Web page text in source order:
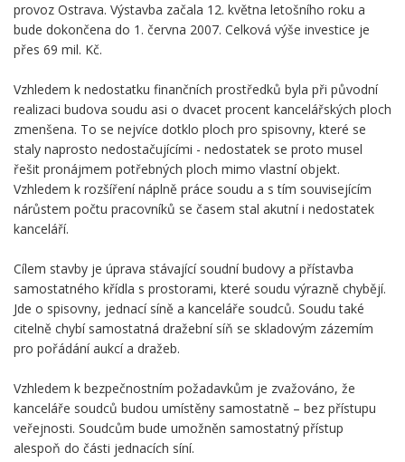
provoz Ostrava. Výstavba začala 12. května letošního roku a
bude dokončena do 1. června 2007. Celková výše investice je
přes 69 mil. Kč.
Vzhledem k nedostatku finančních prostředků byla při původní
realizaci budova soudu asi o dvacet procent kancelářských ploch
zmenšena. To se nejvíce dotklo ploch pro spisovny, které se
staly naprosto nedostačujícími - nedostatek se proto musel
řešit pronájmem potřebných ploch mimo vlastní objekt.
Vzhledem k rozšíření náplně práce soudu a s tím souvisejícím
nárůstem počtu pracovníků se časem stal akutní i nedostatek
kanceláří.
Cílem stavby je úprava stávající soudní budovy a přístavba
samostatného křídla s prostorami, které soudu výrazně chybějí.
Jde o spisovny, jednací síně a kanceláře soudců. Soudu také
citelně chybí samostatná dražební síň se skladovým zázemím
pro pořádání aukcí a dražeb.
Vzhledem k bezpečnostním požadavkům je zvažováno, že
kanceláře soudců budou umístěny samostatně – bez přístupu
veřejnosti. Soudcům bude umožněn samostatný přístup
alespoň do části jednacích síní.